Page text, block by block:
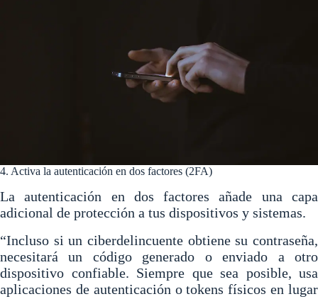
4. Activa la autenticación en dos factores (2FA)
La autenticación en dos factoresañade una capa
adicional de protección a tus dispositivos y sistemas.
“Incluso si un ciberdelincuente obtiene su contraseña,
necesitará un código generado o enviado a otro
dispositivo confiable. Siempre que sea posible, usa
aplicaciones de autenticación o tokens físicos en lugar